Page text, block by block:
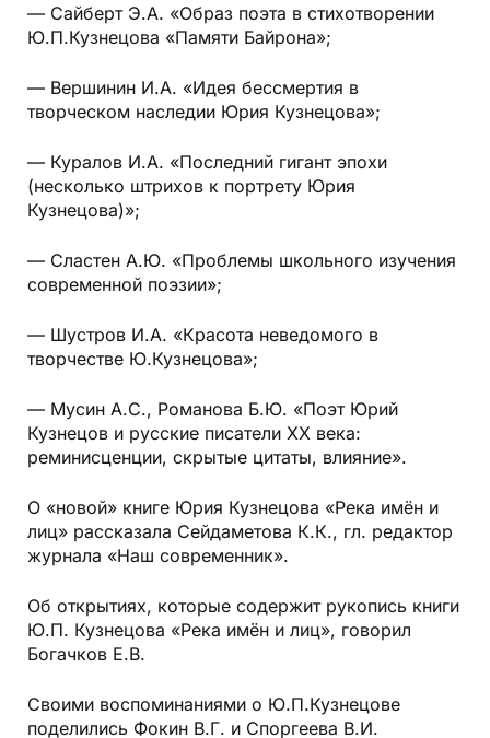
— Сайберт Э.А. «Образ поэта в стихотворении
Ю.П.Кузнецова «Памяти Байрона»;
— Вершинин И.А. «Идея бессмертия в
творческом наследии Юрия Кузнецова»;
— Куралов И.А. «Последний гигант эпохи
(несколько штрихов к портрету Юрия
Кузнецова)»;
— Сластен А.Ю. «Проблемы школьного изучения
современной поэзии»;
— Шустров И.А. «Красота неведомого в
творчестве Ю.Кузнецова»;
— Мусин А.С., Романова Б.Ю. «Поэт Юрий
Кузнецов и русские писатели XX века:
реминисценции, скрытые цитаты, влияние».
О «новой» книге Юрия Кузнецова «Река имён и
лиц» рассказала Сейдаметова К.К., гл. редактор
журнала «Наш современник».
Об открытиях, которые содержит рукопись книги
Ю.П. Кузнецова «Река имён и лиц», говорил
Богачков Е.В.
Своими воспоминаниями о Ю.П.Кузнецове
поделились Фокин В.Г. и Споргеева В.И.